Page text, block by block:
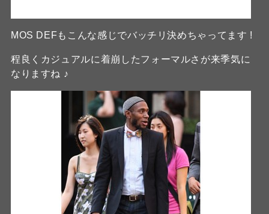
MOS DEFもこんな感じでバッチリ決めちゃってます !
程良くカジュアルに着崩したフォーマルさが来季気に
なりますね ♪